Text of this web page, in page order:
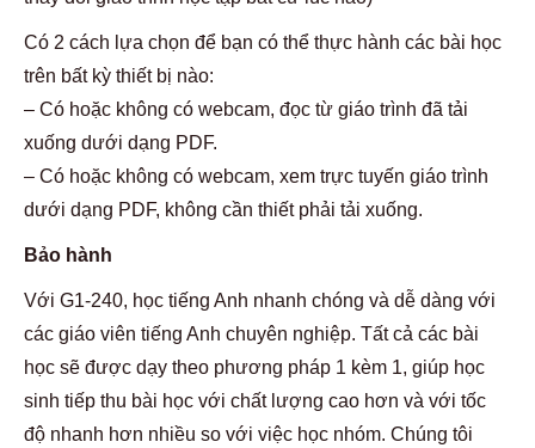
Có 2 cách lựa chọn để bạn có thể thực hành các bài học
trên bất kỳ thiết bị nào:
– Có hoặc không có webcam, đọc từ giáo trình đã tải
xuống dưới dạng PDF.
– Có hoặc không có webcam, xem trực tuyến giáo trình
dưới dạng PDF, không cần thiết phải tải xuống.
Bảo hành
Với G1-240, học tiếng Anh nhanh chóng và dễ dàng với
các giáo viên tiếng Anh chuyên nghiệp. Tất cả các bài
học sẽ được dạy theo phương pháp 1 kèm 1, giúp học
sinh tiếp thu bài học với chất lượng cao hơn và với tốc
độ nhanh hơn nhiều so với việc học nhóm. Chúng tôi